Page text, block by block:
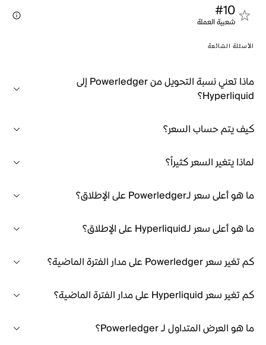
#10
شعبية العملة
الأسئلة الشائعة
ماذا تعني نسبة التحويل من Powerledger إلى
Hyperliquid؟
كيف يتم حساب السعر؟
لماذا يتغير السعر كثيراً؟
ما هو أعلى سعر لـPowerledger على الإطلاق؟
ما هو أعلى سعر لـHyperliquid على الإطلاق؟
كم تغير سعر Powerledger على مدار الفترة الماضية؟
كم تغير سعر Hyperliquid على مدار الفترة الماضية؟
ما هو العرض المتداول لـ Powerledger؟